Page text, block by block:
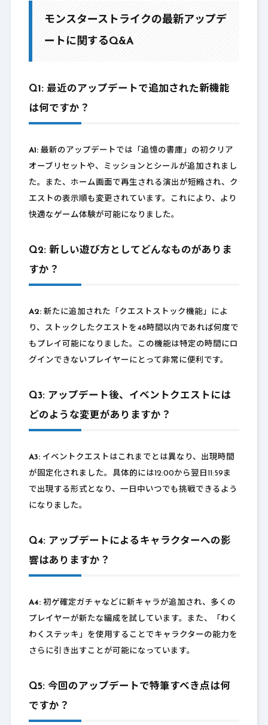
モンスターストライクの最新アップデ
ートに関するQ&A
Q1: 最近のアップデートで追加された新機能
は何ですか？
A1:最新のアップデートでは「追憶の書庫」の初クリア
オーブリセットや、ミッションとシールが追加されまし
た。また、ホーム画面で再生される演出が短縮され、ク
エストの表示順も変更されています。これにより、より
快適なゲーム体験が可能になりました。
Q2: 新しい遊び方としてどんなものがありま
すか？
A2:新たに追加された「クエストストック機能」によ
り、ストックしたクエストを48時間以内であれば何度で
もプレイ可能になりました。この機能は特定の時間にロ
グインできないプレイヤーにとって非常に便利です。
Q3: アップデート後、イベントクエストには
どのような変更がありますか？
A3:イベントクエストはこれまでとは異なり、出現時間
が固定化されました。具体的には12:00から翌日11:59ま
で出現する形式となり、一日中いつでも挑戦できるよう
になりました。
Q4: アップデートによるキャラクターへの影
響はありますか？
A4:初ゲ確定ガチャなどに新キャラが追加され、多くの
プレイヤーが新たな編成を試しています。また、「わく
わくステッキ」を使用することでキャラクターの能力を
さらに引き出すことが可能になっています。
Q5: 今回のアップデートで特筆すべき点は何
ですか？